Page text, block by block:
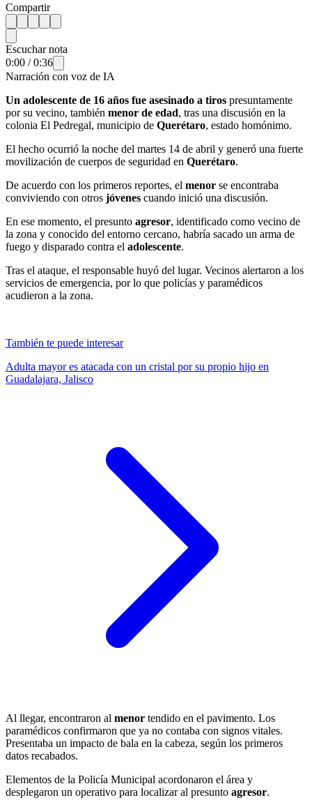
Compartir
Escuchar nota
0:00 /0:36
Narración con voz de IA
Un adolescente de 16 años fue asesinado a tiros presuntamente
por su vecino, también menor de edad, tras una discusión en la
colonia El Pedregal, municipio de Querétaro, estado homónimo.
El hecho ocurrió la noche del martes 14 de abril y generó una fuerte
movilización de cuerpos de seguridad en Querétaro.
De acuerdo con los primeros reportes, el menor se encontraba
conviviendo con otros jóvenes cuando inició una discusión.
En ese momento, el presunto agresor, identificado como vecino de
la zona y conocido del entorno cercano, habría sacado un arma de
fuego y disparado contra el adolescente.
Tras el ataque, el responsable huyó del lugar. Vecinos alertaron a los
servicios de emergencia, por lo que policías y paramédicos
acudieron a la zona.
También te puede interesar
Adulta mayor es atacada con un cristal por su propio hijo en
Guadalajara, Jalisco
Al llegar, encontraron al menor tendido en el pavimento. Los
paramédicos confirmaron que ya no contaba con signos vitales.
Presentaba un impacto de bala en la cabeza, según los primeros
datos recabados.
Elementos de la Policía Municipal acordonaron el área y
desplegaron un operativo para localizar al presunto agresor.